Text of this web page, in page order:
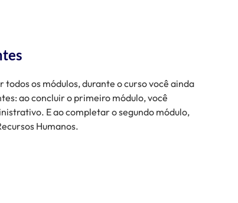
os módulos, durante o curso você ainda
ao concluir o primeiro módulo, você
E ao completar o segundo módulo,
Humanos.